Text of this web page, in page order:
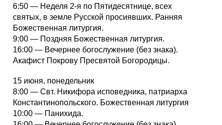
6:50 — Неделя 2-я по Пятидесятнице, всех
святых, в земле Русской просиявших. Ранняя
Божественная литургия.
9:00 — Поздняя Божественная литургия.
16:00 — Вечернее богослужение (без знака).
Акафист Покрову Пресвятой Богородицы.
15 июня, понедельник
8:00 — Свт. Никифора исповедника, патриарха
Константинопольского. Божественная литургия
10:00 — Панихида.